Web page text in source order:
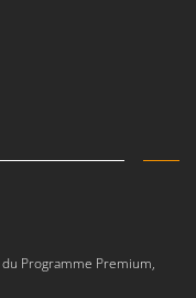
Programme Premium,